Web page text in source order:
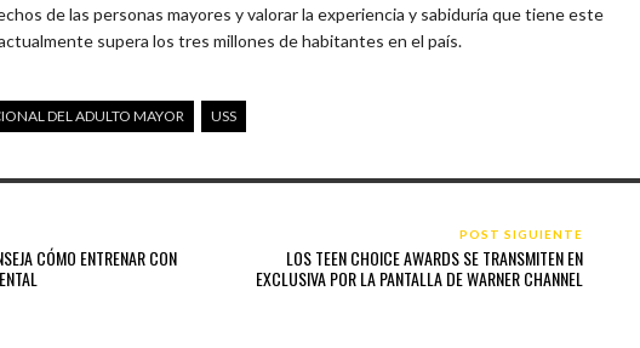
de las personas mayores y valorar la experiencia y sabiduría que tiene este
supera los tres millones de habitantes en el país.
DEL ADULTO MAYOR USS
CÓMO ENTRENAR CON
POST SIGUIENTE
LOS TEEN CHOICE AWARDS SE TRANSMITEN EN
EXCLUSIVA POR LA PANTALLA DE WARNER CHANNEL